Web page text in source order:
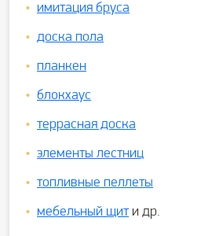
имитация бруса
доска пола
планкен
блокхаус
террасная доска
элементы лестниц
топливные пеллеты
мебельный щити др.